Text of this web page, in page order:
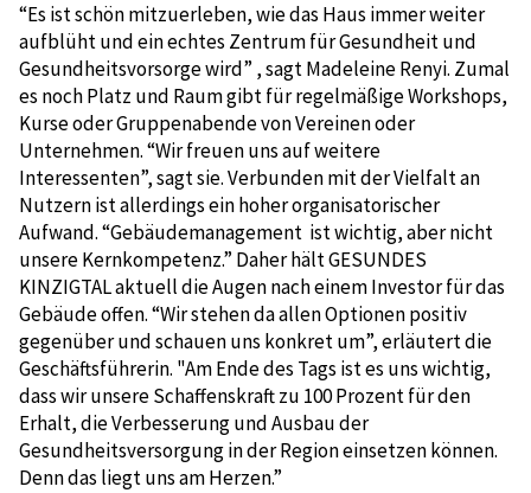
“Es ist schön mitzuerleben, wie das Haus immer weiter
aufblüht und ein echtes Zentrum für Gesundheit und
Gesundheitsvorsorge wird” , sagt Madeleine Renyi. Zumal
es noch Platz und Raum gibt für regelmäßige Workshops,
Kurse oder Gruppenabende von Vereinen oder
Unternehmen. “Wir freuen uns auf weitere
Interessenten”, sagt sie. Verbunden mit der Vielfalt an
Nutzern ist allerdings ein hoher organisatorischer
Aufwand. “Gebäudemanagement ist wichtig, aber nicht
unsere Kernkompetenz.” Daher hält GESUNDES
KINZIGTAL aktuell die Augen nach einem Investor für das
Gebäude offen. “Wir stehen da allen Optionen positiv
gegenüber und schauen uns konkret um”, erläutert die
Geschäftsführerin. "Am Ende des Tags ist es uns wichtig,
dass wir unsere Schaffenskraft zu 100 Prozent für den
Erhalt, die Verbesserung und Ausbau der
Gesundheitsversorgung in der Region einsetzen können.
Denn das liegt uns am Herzen.”